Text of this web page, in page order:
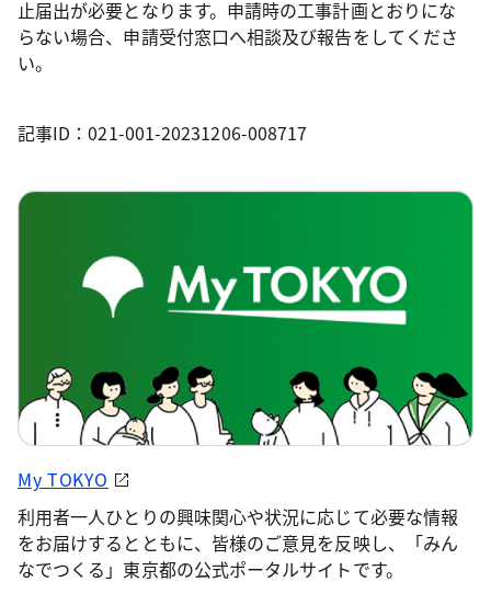
止届出が必要となります。申請時の工事計画とおりにな
らない場合、申請受付窓口へ相談及び報告をしてくださ
い。
記事ID：021-001-20231206-008717
My TOKYO
利用者一人ひとりの興味関心や状況に応じて必要な情報
をお届けするとともに、皆様のご意見を反映し、「みん
なでつくる」東京都の公式ポータルサイトです。